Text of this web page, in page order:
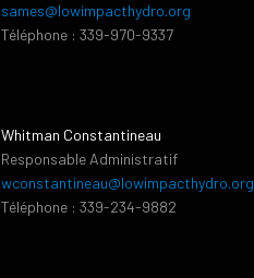
sames@lowimpacthydro.org
Téléphone : 339-970-9337
Whitman Constantineau
Responsable Administratif
wconstantineau@lowimpacthydro.org
Téléphone : 339-234-9882